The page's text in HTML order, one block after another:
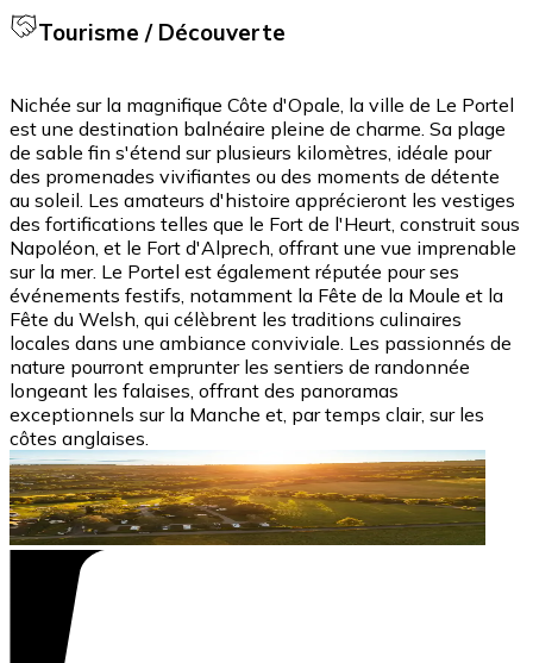
Tourisme / Découverte
Nichée sur la magnifique Côte d'Opale, la ville de Le Portel
est une destination balnéaire pleine de charme. Sa plage
de sable fin s'étend sur plusieurs kilomètres, idéale pour
des promenades vivifiantes ou des moments de détente
au soleil. Les amateurs d'histoire apprécieront les vestiges
des fortifications telles que le Fort de l'Heurt, construit sous
Napoléon, et le Fort d'Alprech, offrant une vue imprenable
sur la mer. Le Portel est également réputée pour ses
événements festifs, notamment la Fête de la Moule et la
Fête du Welsh, qui célèbrent les traditions culinaires
locales dans une ambiance conviviale. Les passionnés de
nature pourront emprunter les sentiers de randonnée
longeant les falaises, offrant des panoramas
exceptionnels sur la Manche et, par temps clair, sur les
côtes anglaises.